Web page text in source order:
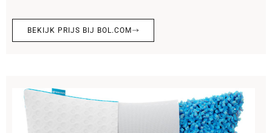
BEKIJK PRIJS BIJ BOL.COM